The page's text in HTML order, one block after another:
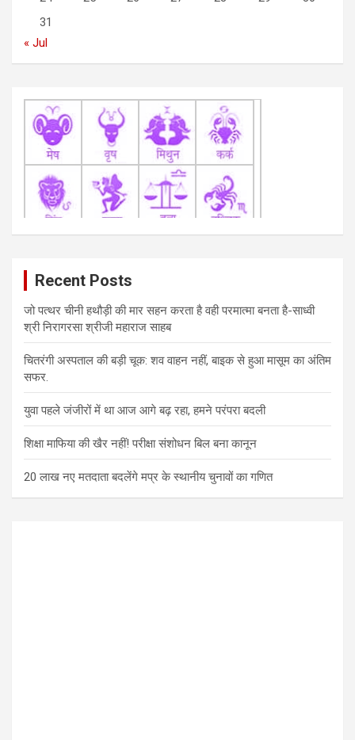
31
« Jul
Recent Posts
जो पत्थर चीनी हथौड़ी की मार सहन करता है वही परमात्मा बनता है-साध्वी
श्री निरागरसा श्रीजी महाराज साहब
चितरंगी अस्पताल की बड़ी चूक: शव वाहन नहीं, बाइक से हुआ मासूम का अंतिम
सफर.
युवा पहले जंजीरों में था आज आगे बढ़ रहा, हमने परंपरा बदली
शिक्षा माफिया की खैर नहीं! परीक्षा संशोधन बिल बना कानून
20 लाख नए मतदाता बदलेंगे मप्र के स्थानीय चुनावों का गणित